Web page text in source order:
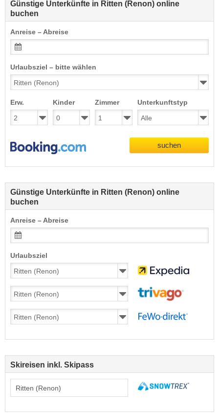
Günstige Unterkünfte in Ritten (Renon) online
buchen
Anreise – Abreise
Urlaubsziel – bitte wählen
Erw. Kinder Zimmer Unterkunftstyp
suchen
Günstige Unterkünfte in Ritten (Renon) online
buchen
Anreise – Abreise
Urlaubsziel
Skireisen inkl. Skipass